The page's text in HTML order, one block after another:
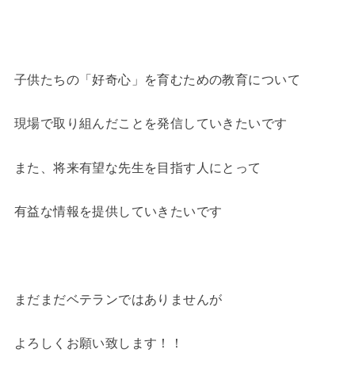
子供たちの「好奇心」を育むための教育について
現場で取り組んだことを発信していきたいです
また、将来有望な先生を目指す人にとって
有益な情報を提供していきたいです
まだまだベテランではありませんが
よろしくお願い致します！！